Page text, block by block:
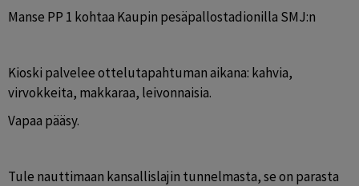
Manse PP 1 kohtaa Kaupin pesäpallostadionilla SMJ:n
Kioski palvelee ottelutapahtuman aikana: kahvia,
virvokkeita, makkaraa, leivonnaisia.
Vapaa pääsy.
Tule nauttimaan kansallislajin tunnelmasta, se on parasta